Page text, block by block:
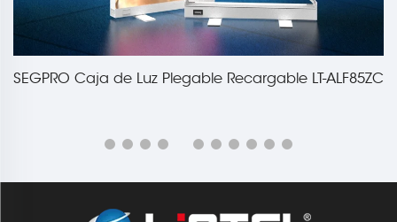
SEGPRO Caja de Luz Plegable Recargable LT-ALF85ZC